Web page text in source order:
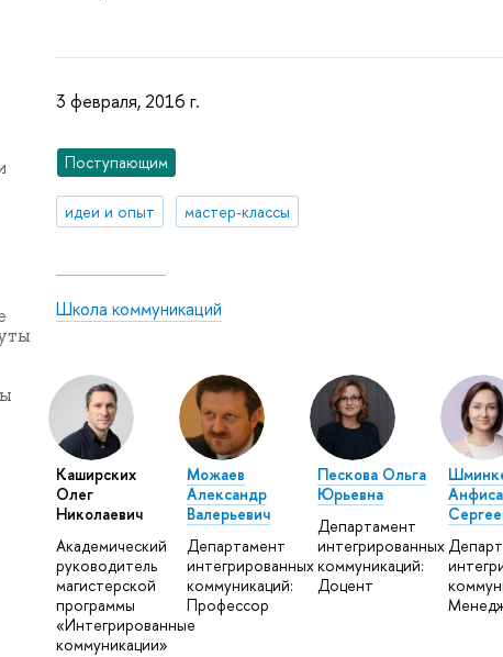
3 февраля, 2016 г.
Поступающим
идеи и опыт мастер-классы
Школа коммуникаций
Каширских
Олег
Николаевич
Академический
руководитель
магистерской
программы
«Интегрированные
коммуникации»
Можаев
Александр
Валерьевич
Департамент
интегрированных
коммуникаций:
Профессор
Пескова Ольга
Юрьевна
Департамент
интегрированных
коммуникаций:
Доцент
Анфиса